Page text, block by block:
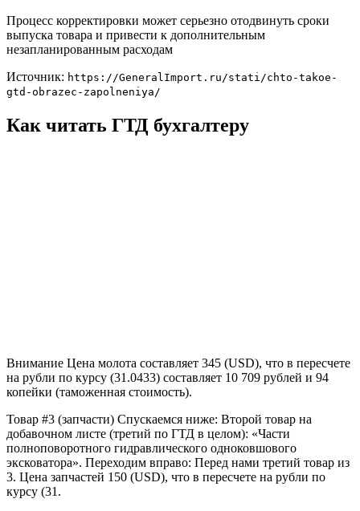
Процесс корректировки может серьезно отодвинуть сроки
выпуска товара и привести к дополнительным
незапланированным расходам
Источник: https://GeneralImport.ru/stati/chto-takoe-
gtd-obrazec-zapolneniya/
Как читать ГТД бухгалтеру
Внимание Цена молота составляет 345 (USD), что в пересчете
на рубли по курсу (31.0433) составляет 10 709 рублей и 94
копейки (таможенная стоимость).
Товар #3 (запчасти) Спускаемся ниже: Второй товар на
добавочном листе (третий по ГТД в целом): «Части
полноповоротного гидравлического одноковшового
эксковатора». Переходим вправо: Перед нами третий товар из
3. Цена запчастей 150 (USD), что в пересчете на рубли по
курсу (31.